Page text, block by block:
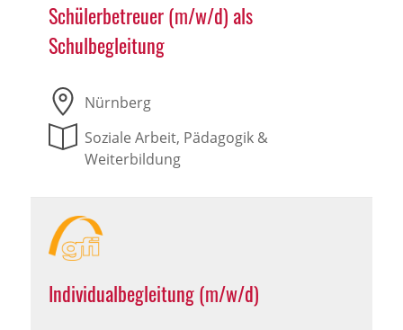
Schülerbetreuer (m/w/d) als
Schulbegleitung
Nürnberg
Soziale Arbeit, Pädagogik &
Weiterbildung
Individualbegleitung (m/w/d)